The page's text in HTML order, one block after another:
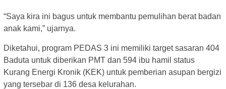
“Saya kira ini bagus untuk membantu pemulihan berat badan
anak kami,” ujarnya.
Diketahui, program PEDAS 3 ini memiliki target sasaran 404
Baduta untuk diberikan PMT dan 594 ibu hamil status
Kurang Energi Kronik (KEK) untuk pemberian asupan bergizi
yang tersebar di 136 desa kelurahan.